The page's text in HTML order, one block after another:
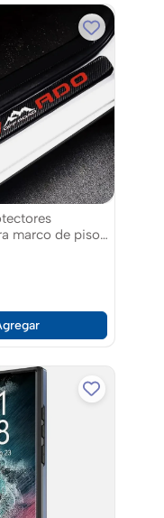
marco de piso
o pick up